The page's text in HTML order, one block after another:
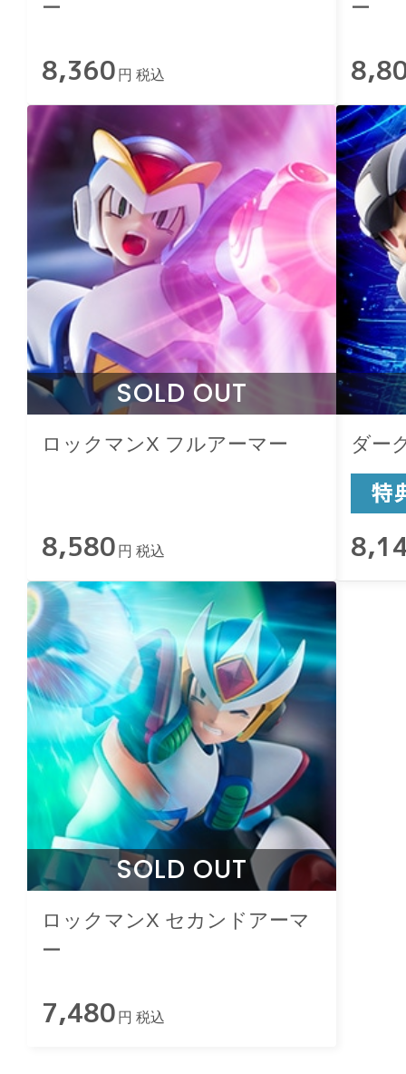
ー
8,360 円 税込
ー
SOLD OUT
ロックマンX フルアーマー
8,580 円 税込
ダー
SOLD OUT
ロックマンX セカンドアーマ
ー
7,480 円 税込